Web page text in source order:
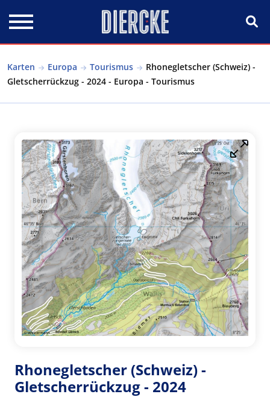
Karten Europa Tourismus
Rhonegletscher (Schweiz) -
Gletscherrückzug - 2024 - Europa - Tourismus
Rhonegletscher (Schweiz) -
Gletscherrückzug - 2024